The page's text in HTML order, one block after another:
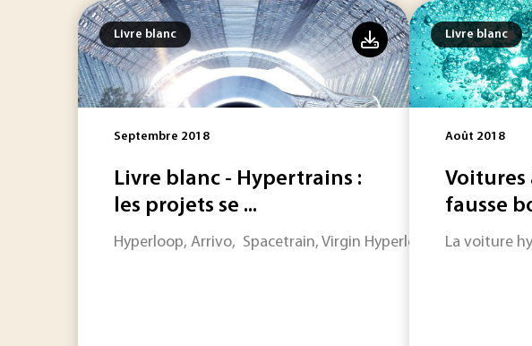
Livre blanc
Septembre 2018
Livre blanc - Hypertrains :
les projets se ...
Hyperloop, Arrivo, Spacetrain, Virgin Hyperloop One, notre
Livre blanc
Août 2018
Voitures
fausse
La voiture